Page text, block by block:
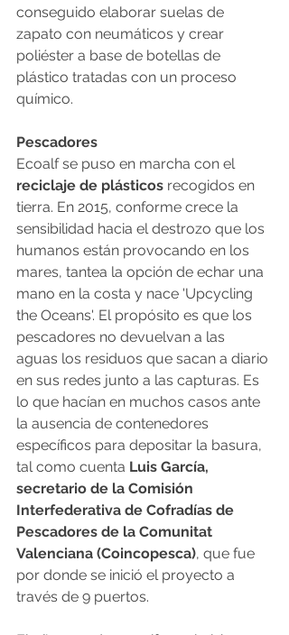
conseguido elaborar suelas de
zapato con neumáticos y crear
poliéster a base de botellas de
plástico tratadas con un proceso
químico.
Pescadores
Ecoalf se puso en marcha con el
reciclaje de plásticos recogidos en
tierra. En 2015, conforme crece la
sensibilidad hacia el destrozo que los
humanos están provocando en los
mares, tantea la opción de echar una
mano en la costa y nace 'Upcycling
the Oceans'. El propósito es que los
pescadores no devuelvan a las
aguas los residuos que sacan a diario
en sus redes junto a las capturas. Es
lo que hacían en muchos casos ante
la ausencia de contenedores
específicos para depositar la basura,
tal como cuenta Luis García,
secretario de la Comisión
Interfederativa de Cofradías de
Pescadores de la Comunitat
Valenciana (Coincopesca), que fue
por donde se inició el proyecto a
través de 9 puertos.